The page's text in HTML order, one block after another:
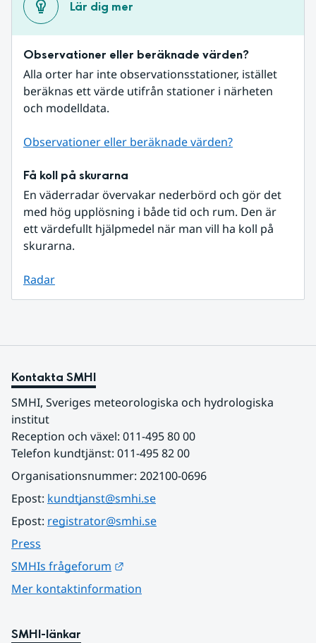
Lär dig mer
Observationer eller beräknade värden?
Alla orter har inte observationsstationer, istället
beräknas ett värde utifrån stationer i närheten
och modelldata.
Observationer eller beräknade värden?
Få koll på skurarna
En väderradar övervakar nederbörd och gör det
med hög upplösning i både tid och rum. Den är
ett värdefullt hjälpmedel när man vill ha koll på
skurarna.
Radar
Kontakta SMHI
SMHI, Sveriges meteorologiska och hydrologiska
institut
Reception och växel: 011-495 80 00
Telefon kundtjänst: 011-495 82 00
Organisationsnummer: 202100-0696
Epost: kundtjanst@smhi.se
Epost: registrator@smhi.se
Press
SMHIs frågeforum
Mer kontaktinformation
SMHI-länkar